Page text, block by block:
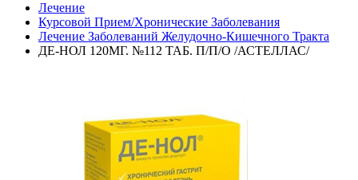
Лечение
Курсовой Прием/Хронические Заболевания
Лечение Заболеваний Желудочно-Кишечного Тракта
ДЕ-НОЛ 120МГ. №112 ТАБ. П/П/О /АСТЕЛЛАС/